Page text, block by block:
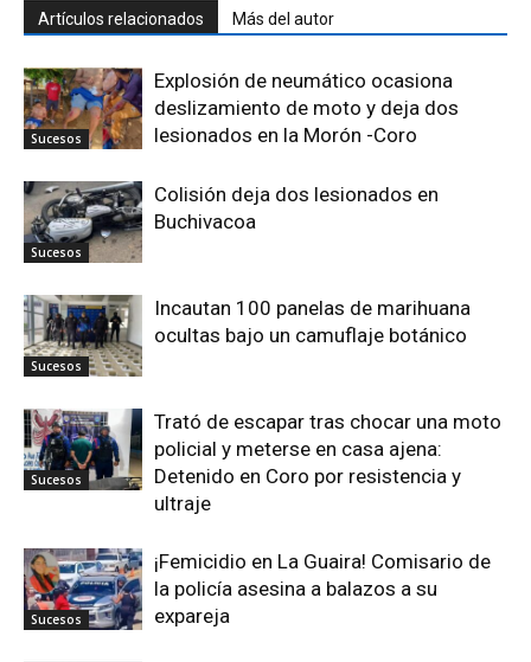
Artículos relacionados Más del autor
Sucesos
Explosión de neumático ocasiona
deslizamiento de moto y deja dos
lesionados en la Morón -Coro
Sucesos
Colisión deja dos lesionados en
Buchivacoa
Sucesos
Incautan 100 panelas de marihuana
ocultas bajo un camuflaje botánico
Sucesos
Trató de escapar tras chocar una moto
policial y meterse en casa ajena:
Detenido en Coro por resistencia y
ultraje
Sucesos
¡Femicidio en La Guaira! Comisario de
la policía asesina a balazos a su
expareja